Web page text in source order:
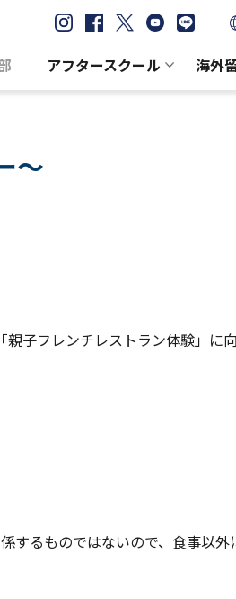
アフタースクール 海外
～
親子フレンチレストラン体験」に
するものではないので、食事以